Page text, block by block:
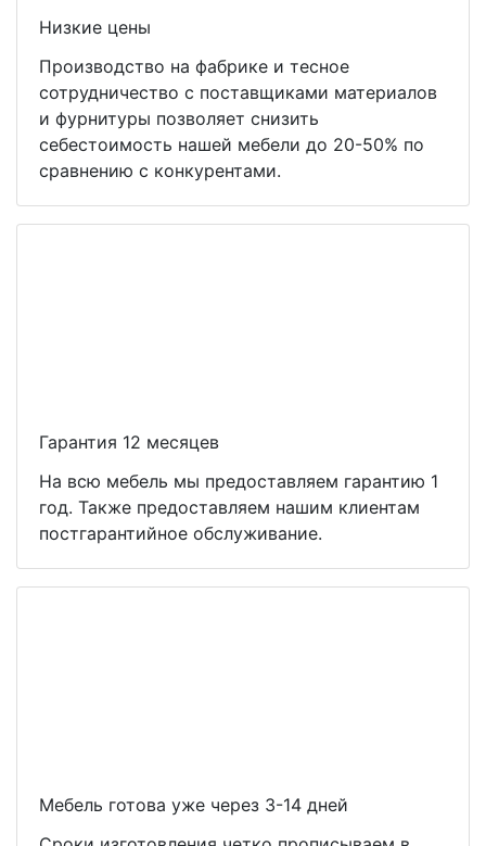
Низкие цены
Производство на фабрике и тесное
сотрудничество с поставщиками материалов
и фурнитуры позволяет снизить
себестоимость нашей мебели до 20-50% по
сравнению с конкурентами.
Гарантия 12 месяцев
На всю мебель мы предоставляем гарантию 1
год. Также предоставляем нашим клиентам
постгарантийное обслуживание.
Мебель готова уже через 3-14 дней